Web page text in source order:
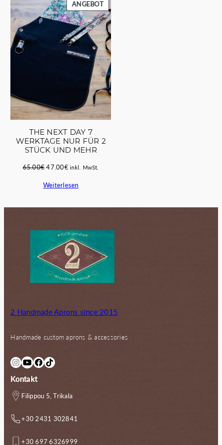
ANGEBOTPRODUKT
IM
ANGEBOT
THE NEXT DAY 7
WERKTAGE NUR FÜR 2
STÜCK UND MEHR
65.00€Ursprünglicher
war:
47.00€Aktueller
ist:
inkl. MwSt.
Weiterlesen
2 Handmade Aprons since 2015
Handmade custom aprons & accessories
InstagramYouTube Facebook TikTok
Kontakt
Filippou 5, Trikala
+30 2431 302841
+30 697 6326999